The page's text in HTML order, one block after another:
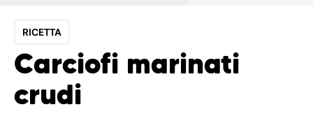
RICETTA
Carciofi marinati
crudi